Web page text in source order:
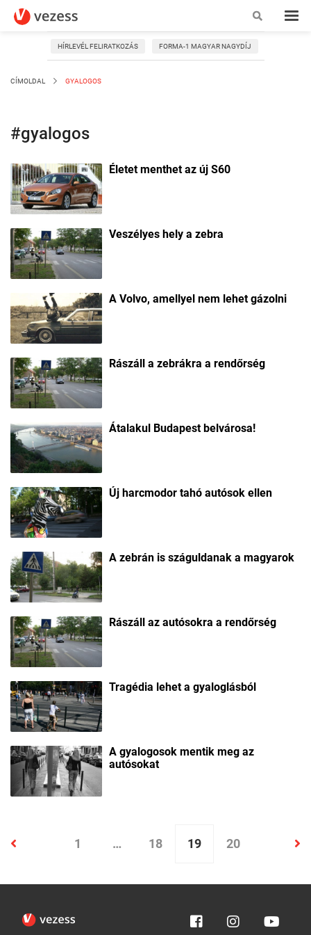
HÍRLEVÉL FELIRATKOZÁS FORMA-1 MAGYAR NAGYDÍJ
CÍMOLDAL GYALOGOS
#gyalogos
Életet menthet az új S60
Veszélyes hely a zebra
A Volvo, amellyel nem lehet gázolni
Rászáll a zebrákra a rendőrség
Átalakul Budapest belvárosa!
Új harcmodor tahó autósok ellen
A zebrán is száguldanak a magyarok
Rászáll az autósokra a rendőrség
Tragédia lehet a gyaloglásból
A gyalogosok mentik meg az
autósokat
1 … 18 19 20